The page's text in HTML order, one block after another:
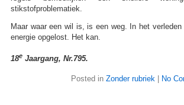
stikstofproblematiek.
Maar waar een wil is, is een weg. In het
energie opgelost. Het kan.
18e Jaargang, Nr.795.
Posted in Zonder rubriek No